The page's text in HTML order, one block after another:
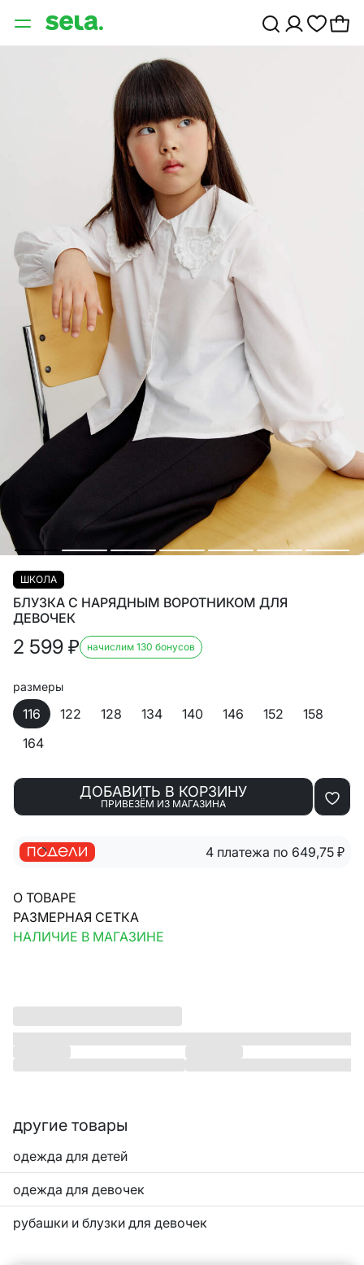
ШКОЛА
БЛУЗКА С НАРЯДНЫМ ВОРОТНИКОМ ДЛЯ
ДЕВОЧЕК
2 599 ₽ начислим 130 бонусов
размеры
116 122 128 134 140 146 152
158
164
ДОБАВИТЬ В КОРЗИНУ
ПРИВЕЗЁМ ИЗ МАГАЗИНА
4 платежа по 649,75 ₽
О ТОВАРЕ
РАЗМЕРНАЯ СЕТКА
НАЛИЧИЕ В МАГАЗИНЕ
другие товары
одежда для детей
одежда для девочек
рубашки и блузки для девочек